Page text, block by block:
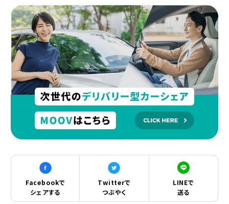
Facebookで
シェアする
Twitterで
つぶやく
LINEで
送る